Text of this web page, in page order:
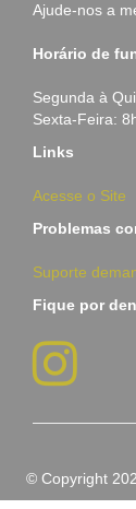
Ajude-nos a
Horário de
Segunda à
Sexta-Feira:
Links
Acesse o Site
Problemas
Suporte
Fique por
© Copyright